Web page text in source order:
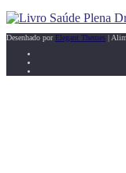
Desenhado por Elegant Themes |